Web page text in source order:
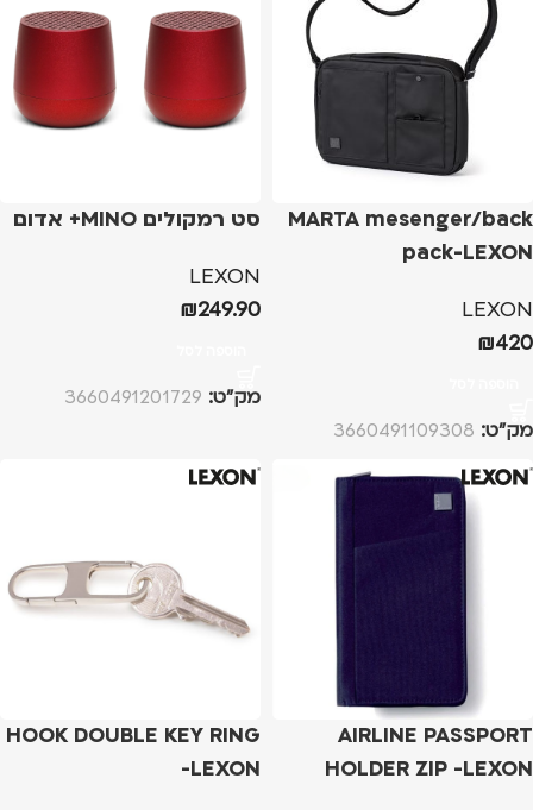
MARTA mesenger/back
pack-LEXON
LEXON
₪420
מק”ט: 3660491109308
סט רמקולים MINO+ אדום
LEXON
₪249.90
מק”ט: 3660491201729
AIRLINE PASSPORT
HOLDER ZIP -LEXON
HOOK DOUBLE KEY RING
-LEXON